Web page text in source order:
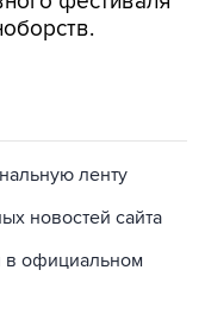
новостей сайта
в официальном